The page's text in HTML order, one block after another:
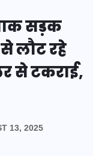
सड़क
लौट रहे
से टकराई,
13, 2025